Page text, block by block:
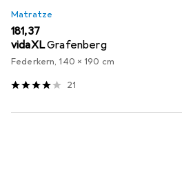
Matratze
EUR
181,37
vidaXLGrafenberg
Federkern, 140 x 190 cm
21